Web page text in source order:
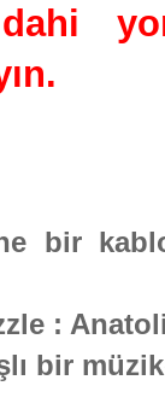
bir
:
bir